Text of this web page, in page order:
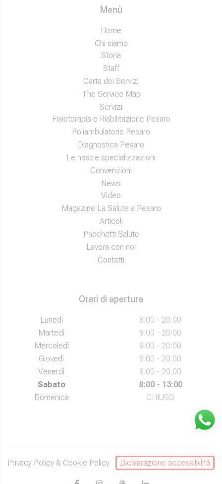
Menù
Home
Chi siamo
Storia
Staff
Carta dei Servizi
The Service Map
Servizi
Fisioterapia e Riabilitazione Pesaro
Poliambulatorio Pesaro
Diagnostica Pesaro
Le nostre specializzazioni
Convenzioni
News
Video
Magazine La Salute a Pesaro
Articoli
Pacchetti Salute
Lavora con noi
Contatti
Orari di apertura
Lunedì
8:00 - 20:00
Martedì
8:00 - 20:00
Mercoledì
8:00 - 20:00
Giovedì
8:00 - 20:00
Venerdì
8:00 - 20:00
Sabato
8:00 - 13:00
Domenica
CHIUSO
Privacy Policy & Cookie Policy Dichiarazione accessibilità